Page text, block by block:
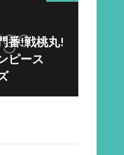
番!戦桃丸!
ピース